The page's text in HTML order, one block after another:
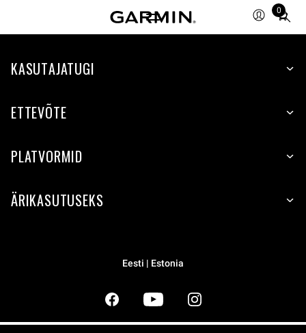
0
Total
items
cart:
KASUTAJATUGI
ETTEVÕTE
PLATVORMID
ÄRIKASUTUSEKS
Eesti | Estonia